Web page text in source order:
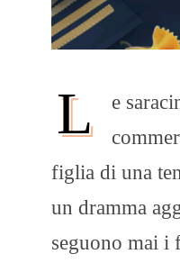
L
e
figlia di una
un dramma
seguono mai i